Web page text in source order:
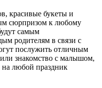
красивые букеты и
сюрпризом к любому
самым
родителям в связи с
послужить отличным
знакомство с малышом,
любой праздник